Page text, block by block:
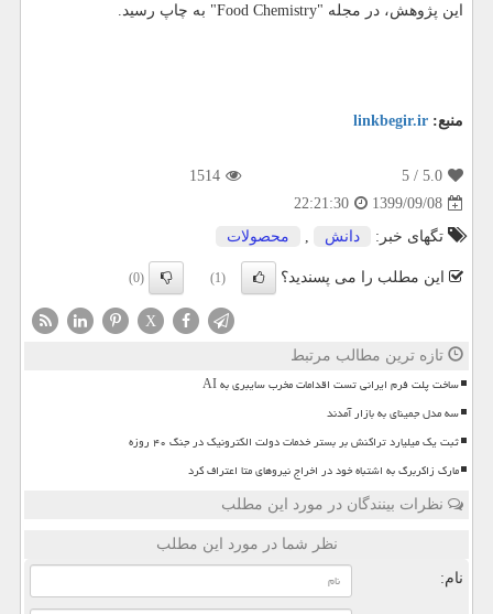
این پژوهش، در مجله "Food Chemistry" به چاپ رسید.
منبع: linkbegir.ir
5.0
/ 5
1514
1399/09/08
22:21:30
تگهای خبر:
دانش , محصولات
این مطلب را می پسندید؟ (1)
(0)
X
تازه ترین مطالب مرتبط
ساخت پلت فرم ایرانی تست اقدامات مخرب سایبری به AI
سه مدل جمینای به بازار آمدند
ثبت یک میلیارد تراکنش بر بستر خدمات دولت الکترونیک در جنگ ۴۰ روزه
مارک زاکربرگ به اشتباه خود در اخراج نیروهای متا اعتراف کرد
نظرات بینندگان در مورد این مطلب
نظر شما در مورد این مطلب
نام: